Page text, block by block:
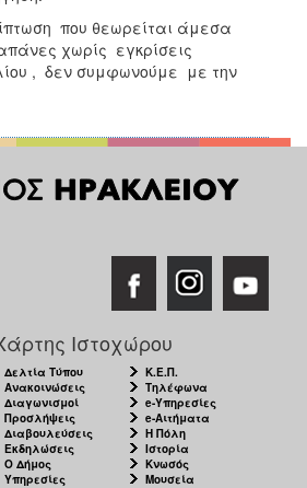
που θεωρείται άμεσα
χωρίς εγκρίσεις
, δεν συμφωνούμε με την
Ιστοχώρου
Δελτία Τύπου
Ανακοινώσεις
Διαγωνισμοί
Προσλήψεις
Διαβουλεύσεις
Εκδηλώσεις
Ο Δήμος
Υπηρεσίες
Κ.Ε.Π.
Τηλέφωνα
e-Υπηρεσίες
e-Αιτήματα
Η Πόλη
Ιστορία
Κνωσός
Μουσεία